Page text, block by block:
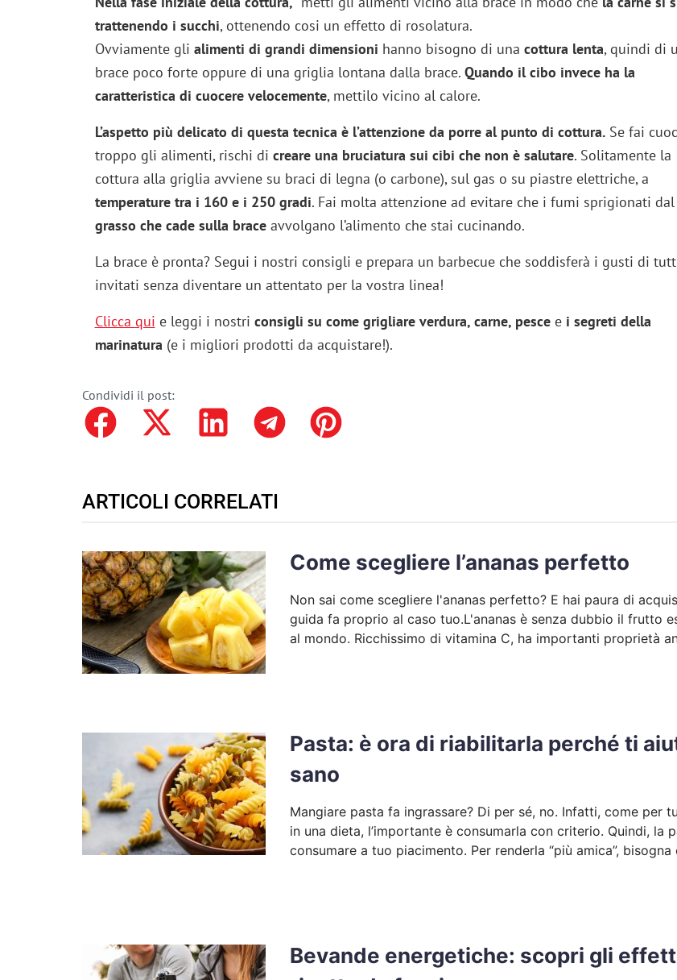
trattenendo i succhi, ottenendo cosi un effetto di rosolatura.
Ovviamente gli alimenti di grandi dimensioni hanno bisogno di una cottura lenta, quindi di
brace poco forte oppure di una griglia lontana dalla brace. Quando il cibo invece ha la
caratteristica di cuocere velocemente, mettilo vicino al calore.
L’aspetto più delicato di questa tecnica è l’attenzione da porre al punto di cottura.Se fai
troppo gli alimenti, rischi di creare una bruciatura sui cibi che non è salutare. Solitamente la
cottura alla griglia avviene su braci di legna (o carbone), sul gas o su piastre elettriche, a
temperature tra i 160 e i 250 gradi. Fai molta attenzione ad evitare che i fumi sprigionati dal
grasso che cade sulla braceavvolgano l’alimento che stai cucinando.
La brace è pronta? Segui i nostri consigli e prepara un barbecue che soddisferà i gusti di
invitati senza diventare un attentato per la vostra linea!
Clicca qui e leggi i nostri consigli su come grigliare verdura, carne, pescee i segreti della
marinatura (e i migliori prodotti da acquistare!).
Condividi il post:
ARTICOLI CORRELATI
Come scegliere l’ananas perfetto
Non sai come scegliere l'ananas perfetto? E hai paura di
guida fa proprio al caso tuo.L'ananas è senza dubbio il frutto
al mondo. Ricchissimo di vitamina C, ha importanti proprietà
Pasta: è ora di riabilitarla perché ti
sano
Mangiare pasta fa ingrassare? Di per sé, no. Infatti, come per
in una dieta, l’importante è consumarla con criterio. Quindi, la
consumare a tuo piacimento. Per renderla “più amica”, bisogna
Bevande energetiche: scopri gli